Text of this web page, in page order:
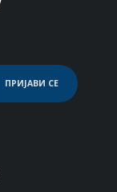
ПРИЈАВИ СЕ